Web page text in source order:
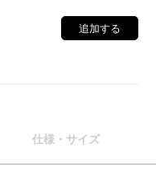
追加する
仕様・サイズ